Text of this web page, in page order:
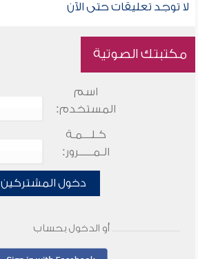
لا توجد تعليقات حتى الآن
مكتبتك الصوتية
اسم
المستخدم:
كـلـــمـة
الـمـــــرور:
دخول المشتركين
أو الدخول بحساب